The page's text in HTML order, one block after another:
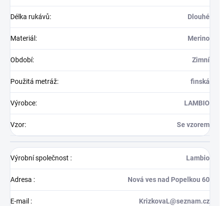
Délka rukávů: Dlouhé
Materiál : Merino
Období: Zimní
Použitá metráž: finská
Výrobce: LAMBIO
Vzor: Se vzorem
Výrobní společnost : Lambio
Adresa : Nová ves nad Popelkou 60
E-mail : KrizkovaL@seznam.cz